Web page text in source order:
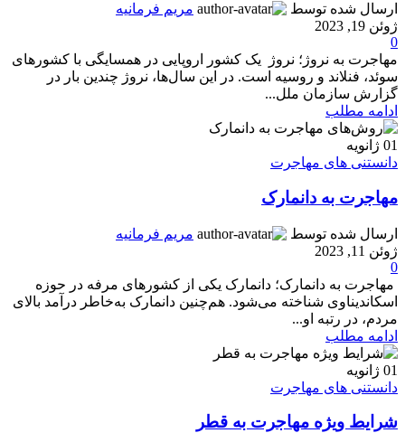
ارسال شده توسط
مریم فرمانیه
ژوئن 19, 2023
0
مهاجرت به نروژ؛ نروژ یک کشور اروپایی در همسایگی با کشورهای
سوئد، فنلاند و روسیه است. در این سال‌ها، نروژ چندین بار در
گزارش سازمان ملل...
ادامه مطلب
01 ژانویه
دانستنی های مهاجرت
مهاجرت به دانمارک
ارسال شده توسط
مریم فرمانیه
ژوئن 11, 2023
0
مهاجرت به دانمارک؛ دانمارک یکی از کشورهای مرفه در حوزه
اسکاندیناوی شناخته می‌شود. هم‌چنین دانمارک به‌خاطر درآمد بالای
مردم، در رتبه او...
ادامه مطلب
01 ژانویه
دانستنی های مهاجرت
شرایط ویژه مهاجرت به قطر